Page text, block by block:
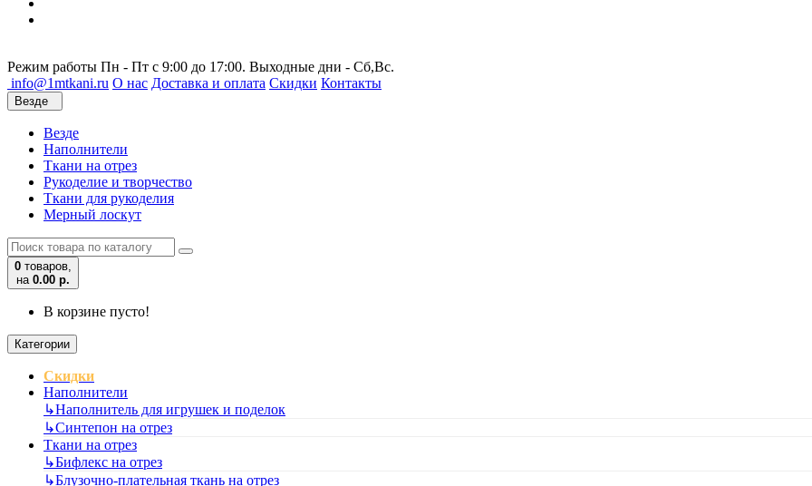
Режим работы Пн - Пт с 9:00 до 17:00. Выходные дни - Сб,Вс.
info@1mtkani.ru О нас Доставка и оплата Скидки Контакты
Везде
Везде
Наполнители
Ткани на отрез
Рукоделие и творчество
Ткани для рукоделия
Мерный лоскут
0 товаров,
на 0.00 р.
В корзине пусто!
Категории
Скидки
Наполнители
↳Наполнитель для игрушек и поделок
↳Синтепон на отрез
Ткани на отрез
↳Бифлекс на отрез
↳Блузочно-плательная ткань на отрез